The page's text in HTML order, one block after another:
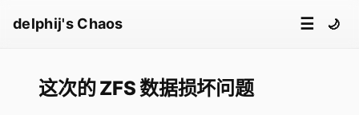
delphij's Chaos ☰ 🌙
这次的 ZFS 数据损坏问题